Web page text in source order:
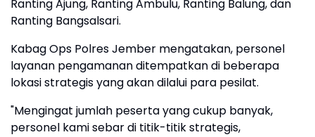
Ranting Ajung, Ranting Ambulu, Ranting Balung, dan
Ranting Bangsalsari.
Kabag Ops Polres Jember mengatakan, personel
layanan pengamanan ditempatkan di beberapa
lokasi strategis yang akan dilalui para pesilat.
"Mengingat jumlah peserta yang cukup banyak,
personel kami sebar di titik-titik strategis,